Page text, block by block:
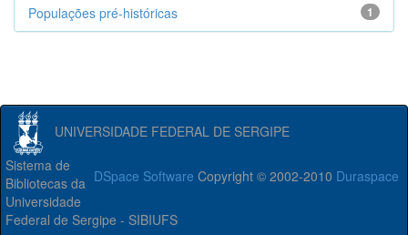
1
Populações pré-históricas
UNIVERSIDADE FEDERAL DE SERGIPE
DSpace Software Copyright © 2002-2010 Duraspace
Sistema de
Bibliotecas da
Universidade
Federal de Sergipe - SIBIUFS